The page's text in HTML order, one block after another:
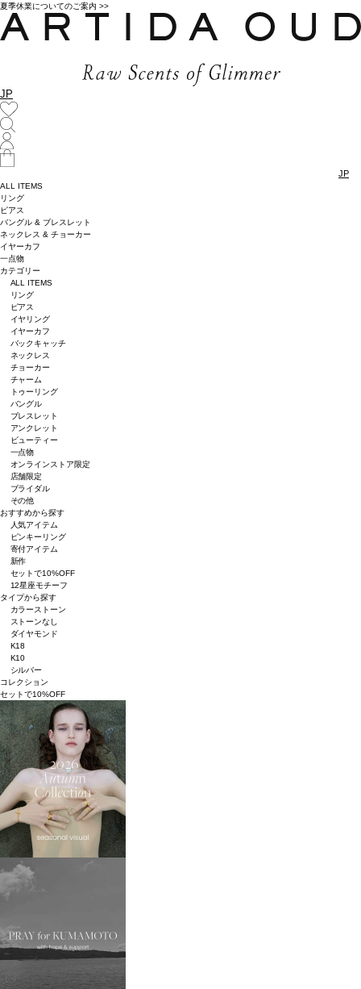
夏季休業についてのご案内 >>
JP
JP
ALL ITEMS
リング
ピアス
バングル & ブレスレット
ネックレス & チョーカー
イヤーカフ
一点物
カテゴリー
ALL ITEMS
リング
ピアス
イヤリング
イヤーカフ
バックキャッチ
ネックレス
チョーカー
チャーム
トゥーリング
バングル
ブレスレット
アンクレット
ビューティー
一点物
オンラインストア限定
店舗限定
ブライダル
その他
おすすめから探す
人気アイテム
ピンキーリング
寄付アイテム
新作
セットで10%OFF
12星座モチーフ
タイプから探す
カラーストーン
ストーンなし
ダイヤモンド
K18
K10
シルバー
コレクション
セットで10%OFF